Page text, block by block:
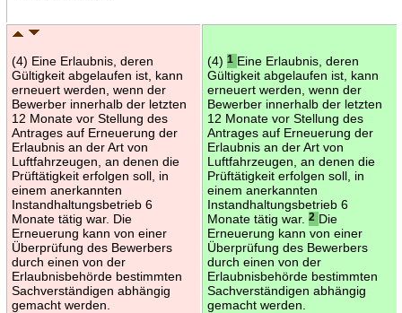
(4) Eine Erlaubnis, deren
Gültigkeit abgelaufen ist, kann
erneuert werden, wenn der
Bewerber innerhalb der letzten
12 Monate vor Stellung des
Antrages auf Erneuerung der
Erlaubnis an der Art von
Luftfahrzeugen, an denen die
Prüftätigkeit erfolgen soll, in
einem anerkannten
Instandhaltungsbetrieb 6
Monate tätig war. Die
Erneuerung kann von einer
Überprüfung des Bewerbers
durch einen von der
Erlaubnisbehörde bestimmten
Sachverständigen abhängig
gemacht werden.
(4) 1 Eine Erlaubnis, deren
Gültigkeit abgelaufen ist, kann
erneuert werden, wenn der
Bewerber innerhalb der letzten
12 Monate vor Stellung des
Antrages auf Erneuerung der
Erlaubnis an der Art von
Luftfahrzeugen, an denen die
Prüftätigkeit erfolgen soll, in
einem anerkannten
Instandhaltungsbetrieb 6
Monate tätig war. 2 Die
Erneuerung kann von einer
Überprüfung des Bewerbers
durch einen von der
Erlaubnisbehörde bestimmten
Sachverständigen abhängig
gemacht werden.